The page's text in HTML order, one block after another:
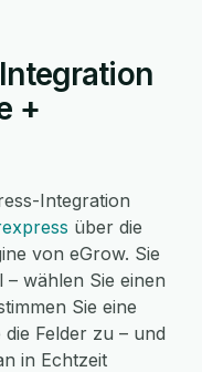
+
Integration
über die
von eGrow. Sie
wählen Sie einen
Sie eine
Felder zu – und
in Echtzeit